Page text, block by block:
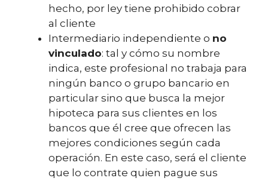
hecho, por ley tiene prohibido cobrar
al cliente
Intermediario independiente o no
vinculado: tal y cómo su nombre
indica, este profesional no trabaja para
ningún banco o grupo bancario en
particular sino que busca la mejor
hipoteca para sus clientes en los
bancos que él cree que ofrecen las
mejores condiciones según cada
operación. En este caso, será el cliente
que lo contrate quien pague sus